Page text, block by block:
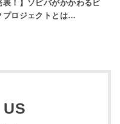
表！】ソピバがかかわるビ
プロジェクトとは…